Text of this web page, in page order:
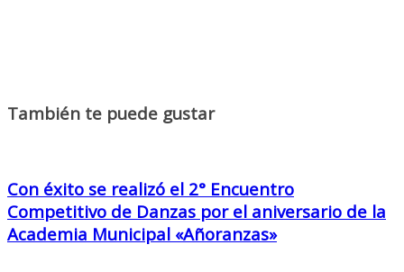
También te puede gustar
Con éxito se realizó el 2° Encuentro
Competitivo de Danzas por el aniversario de la
Academia Municipal «Añoranzas»